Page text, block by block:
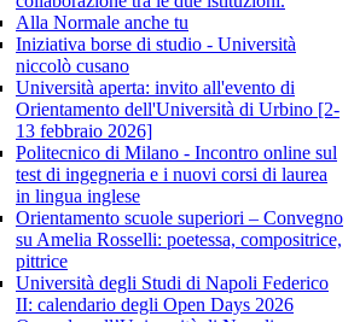
Alla Normale anche tu
Iniziativa borse di studio - Università
niccolò cusano
Università aperta: invito all'evento di
Orientamento dell'Università di Urbino [2-
13 febbraio 2026]
Politecnico di Milano - Incontro online sul
test di ingegneria e i nuovi corsi di laurea
in lingua inglese
Orientamento scuole superiori – Convegno
su Amelia Rosselli: poetessa, compositrice,
pittrice
Università degli Studi di Napoli Federico
II: calendario degli Open Days 2026